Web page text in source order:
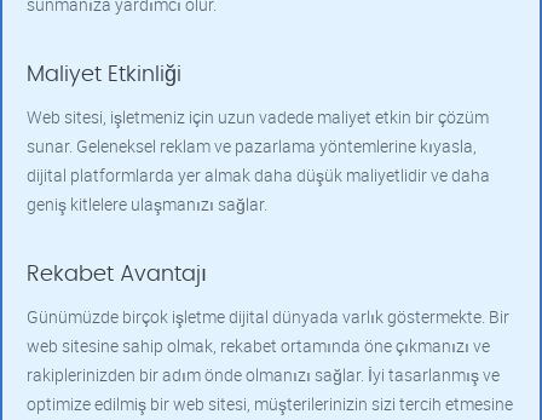
Maliyet Etkinliği
Web sitesi, işletmeniz için uzun vadede maliyet etkin bir çözüm
sunar. Geleneksel reklam ve pazarlama yöntemlerine kıyasla,
dijital platformlarda yer almak daha düşük maliyetlidir ve daha
geniş kitlelere ulaşmanızı sağlar.
Rekabet Avantajı
Günümüzde birçok işletme dijital dünyada varlık göstermekte. Bir
web sitesine sahip olmak, rekabet ortamında öne çıkmanızı ve
rakiplerinizden bir adım önde olmanızı sağlar. İyi tasarlanmış ve
optimize edilmiş bir web sitesi, müşterilerinizin sizi tercih etmesine